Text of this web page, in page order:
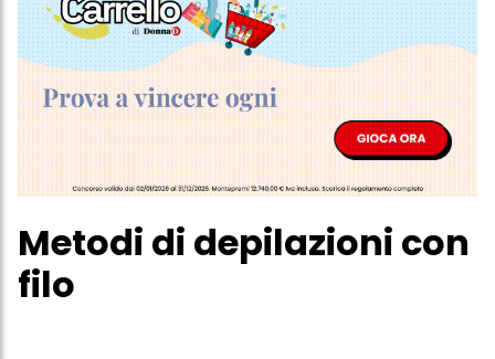
Metodi di depilazioni con
filo